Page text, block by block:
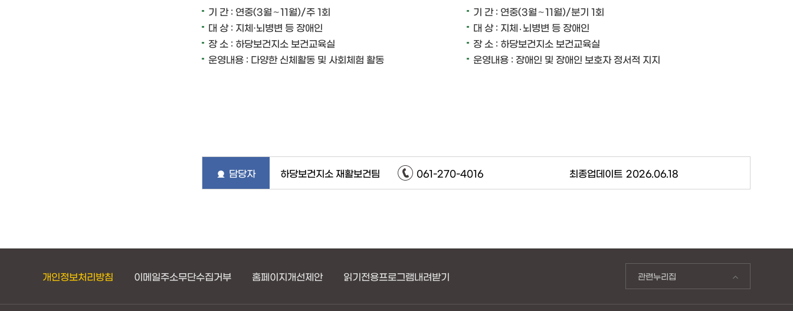
기 간 : 연중(3월∼11월)/주 1회
대 상 : 지체·뇌병변 등 장애인
장 소 : 하당보건지소 보건교육실
운영내용 : 다양한 신체활동 및 사회체험 활동
기 간 : 연중(3월∼11월)/분기 1회
대 상 : 지체․뇌병변 등 장애인
장 소 : 하당보건지소 보건교육실
운영내용 : 장애인 및 장애인 보호자 정서적 지지
담당자 하당보건지소 재활보건팀 061-270-4016 최종업데이트 2026.06.18
개인정보처리방침 이메일주소무단수집거부 홈페이지개선제안 읽기전용프로그램내려받기 관련누리집